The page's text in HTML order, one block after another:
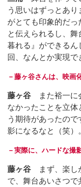
う思いはずっとあ
がとても印象的だっ
と伝えられるし、
暮れる』ができるん
回、なんとか実現で
－藤ヶ谷さんは、映画
藤ヶ谷 また裕一に
なかったことを立
う期待があったの
影になるなと（笑）
－実際に、ハードな撮
藤ヶ谷 まず、楽し
で、舞台あいさつ